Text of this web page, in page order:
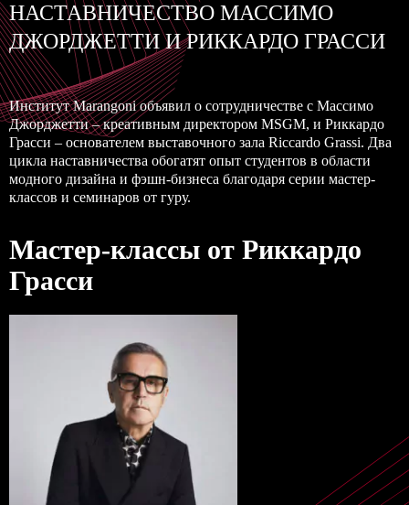
НАСТАВНИЧЕСТВО МАССИМО
ДЖОРДЖЕТТИ И РИККАРДО ГРАССИ
Институт Marangoni объявил о сотрудничестве с Массимо
Джорджетти – креативным директором MSGM, и Риккардо
Грасси – основателем выставочного зала Riccardo Grassi. Два
цикла наставничества обогатят опыт студентов в области
модного дизайна и фэшн-бизнеса благодаря серии мастер-
классов и семинаров от гуру.
Мастер-классы от Риккардо
Грасси